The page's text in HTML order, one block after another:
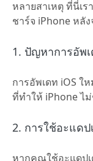
หลายสาเหตุ ที่นี่เ
ชาร์จ iPhone หลั
1. ปัญหาการอัพ
การอัพเดท iOS ใ
ที่ทำให้ iPhone ไ
2. การใช้อะแด
หากคุณใช้อะแดปเ